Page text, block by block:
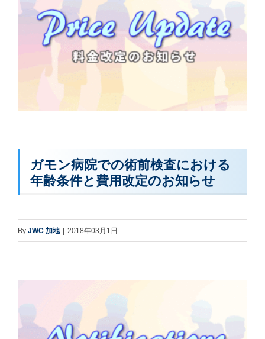
ガモン病院での術前検査における
年齢条件と費用改定のお知らせ
By JWC 加地 2018年03月1日